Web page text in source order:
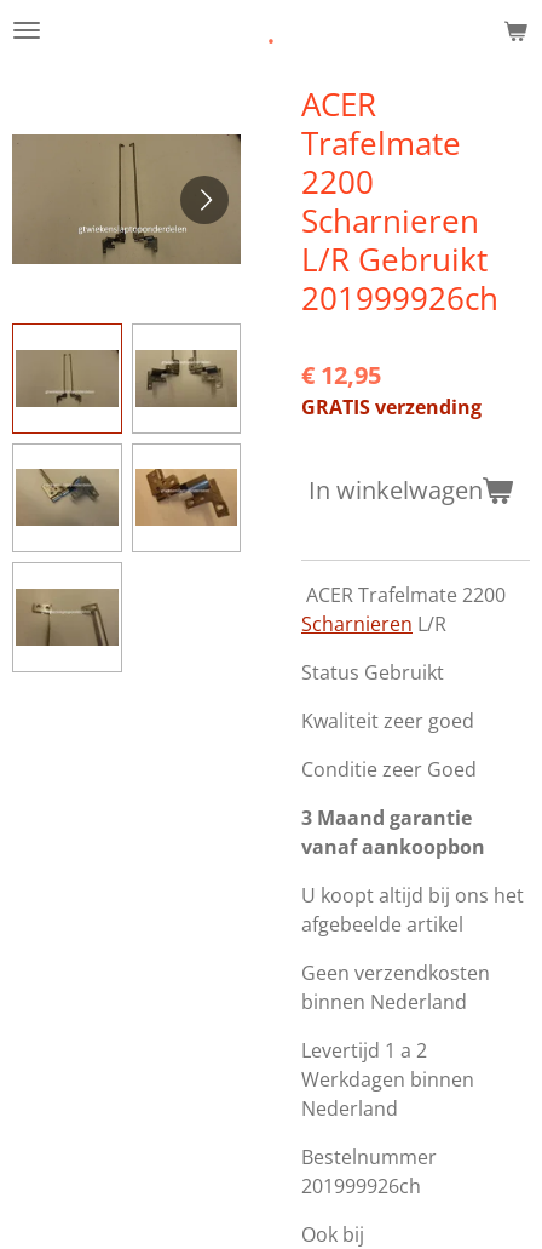
Ga
hoofdinhoud
.
ACER
Trafelmate
2200
Scharnieren
L/R Gebruikt
201999926ch
€ 12,95
GRATIS verzending
In winkelwagen
ACER Trafelmate 2200
Scharnieren L/R
Status Gebruikt
Kwaliteit zeer goed
Conditie zeer Goed
3 Maand garantie
vanaf aankoopbon
U koopt altijd bij ons het
afgebeelde artikel
Geen verzendkosten
binnen Nederland
Levertijd 1 a 2
Werkdagen binnen
Nederland
Bestelnummer
201999926ch
Ook bij